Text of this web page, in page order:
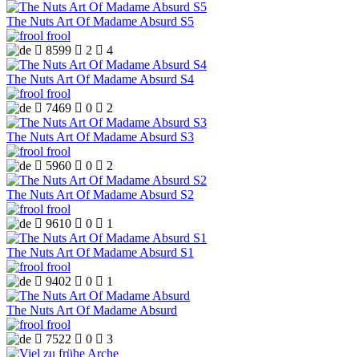
The Nuts Art Of Madame Absurd S5
frool
 8599  2  4
The Nuts Art Of Madame Absurd S4
frool
 7469  0  2
The Nuts Art Of Madame Absurd S3
frool
 5960  0  2
The Nuts Art Of Madame Absurd S2
frool
 9610  0  1
The Nuts Art Of Madame Absurd S1
frool
 9402  0  1
The Nuts Art Of Madame Absurd
frool
 7522  0  3